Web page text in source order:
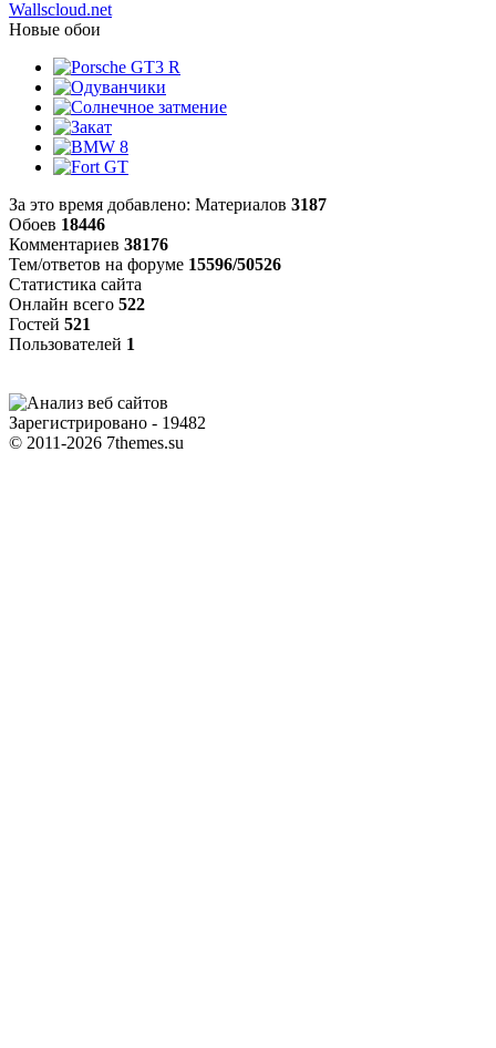
Wallscloud.net
Новые обои
За это время добавлено: Материалов 3187
Обоев 18446
Комментариев 38176
Тем/ответов на форуме 15596/50526
Статистика сайта
Онлайн всего 522
Гостей 521
Пользователей 1
Зарегистрировано - 19482
© 2011-2026 7themes.su